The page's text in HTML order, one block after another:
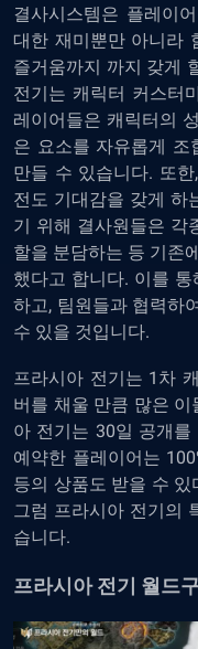
결사시스템은 플레이
대한 재미뿐만 아니라
즐거움까지 까지 갖게
전기는 캐릭터 커스터
레이어들은 캐릭터의
은 요소를 자유롭게 조
만들 수 있습니다. 또
전도 기대감을 갖게 하
기 위해 결사원들은 각
할을 분담하는 등 기존
했다고 합니다. 이를
하고, 팀원들과 협력하
수 있을 것입니다.
프라시아 전기는 1차
버를 채울 만큼 많은
아 전기는 30일 공개
예약한 플레이어는
등의 상품도 받을 수
그럼 프라시아 전기의
습니다.
프라시아 전기 월드